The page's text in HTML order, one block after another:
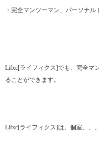
・完全マンツーマン、パーソナ
Lifxc[ライフィクス]でも、完全マ
ることができます。
Lifxc[ライフィクス]は、個室、、